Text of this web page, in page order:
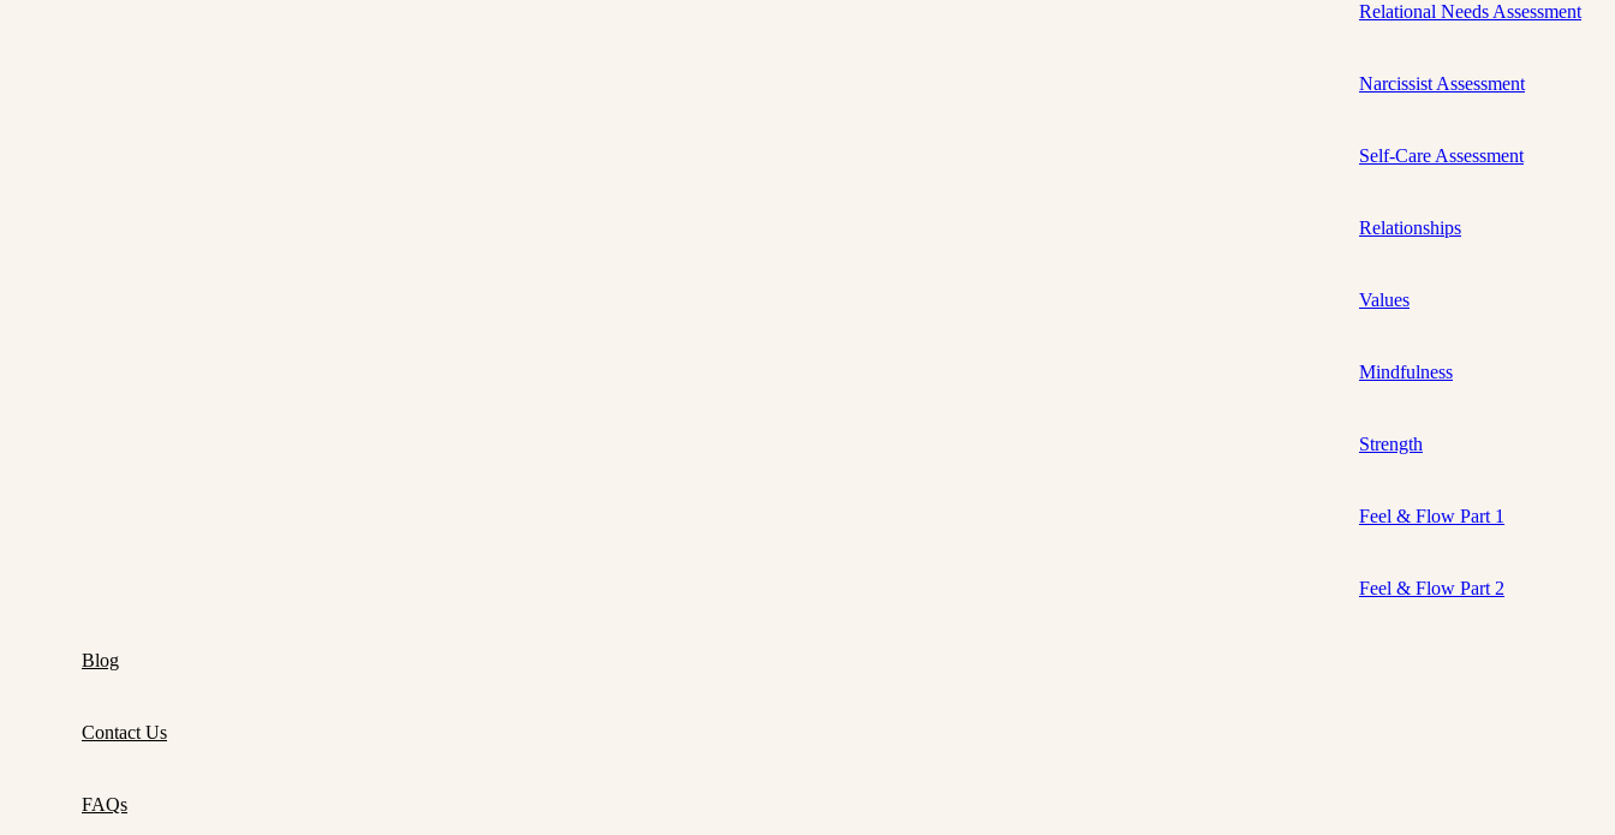
Relational Needs Assessment
Narcissist Assessment
Self-Care Assessment
Relationships
Values
Mindfulness
Strength
Feel & Flow Part 1
Feel & Flow Part 2
Blog
Contact Us
FAQs